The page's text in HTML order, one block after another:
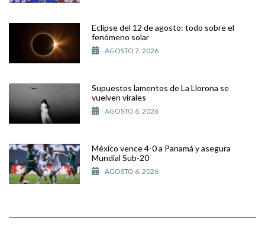
Eclipse del 12 de agosto: todo sobre el
fenómeno solar
AGOSTO 7, 2026
Supuestos lamentos de La Llorona se
vuelven virales
AGOSTO 6, 2026
México vence 4-0 a Panamá y asegura
Mundial Sub-20
AGOSTO 6, 2026